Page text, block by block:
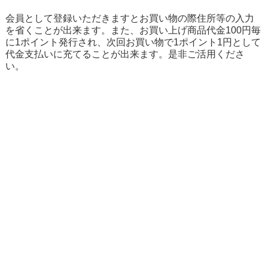
会員として登録いただきますとお買い物の際住所等の入力
を省くことが出来ます。また、お買い上げ商品代金100円毎
に1ポイント発行され、次回お買い物で1ポイント1円として
代金支払いに充てることが出来ます。是非ご活用くださ
い。